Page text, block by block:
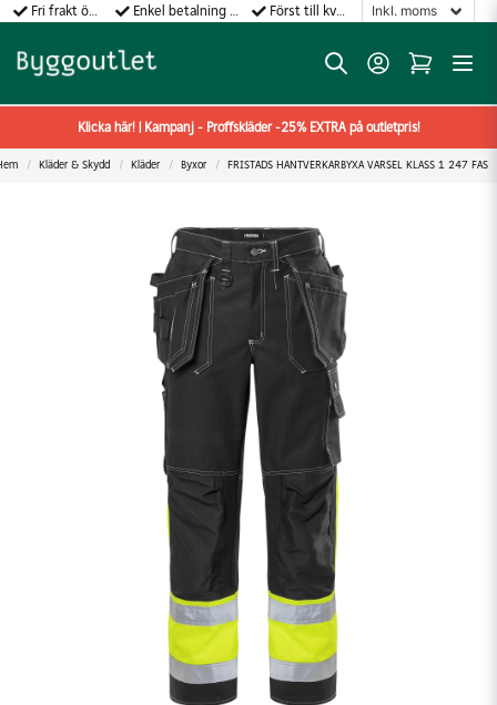
Fri frakt över 499:- Enkel betalning med Klarna Först till kvarn gäller!
Klicka här! | Kampanj - Proffskläder -25% EXTRA på outletpris!
Kläder & Skydd Kläder Byxor FRISTADS HANTVERKARBYXA VARSEL KLASS 1 247 FAS